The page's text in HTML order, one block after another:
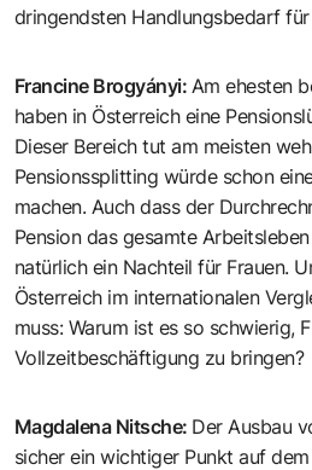
dringendsten Handlungsbedarf
Francine Brogyányi: Am ehesten
haben in Österreich eine
Dieser Bereich tut am meisten
Pensionssplitting würde schon
machen. Auch dass der
Pension das gesamte
natürlich ein Nachteil für Frauen.
Österreich im internationalen
muss: Warum ist es so schwierig,
Vollzeitbeschäftigung zu bringen?
Magdalena Nitsche: Der Ausbau
sicher ein wichtiger Punkt auf